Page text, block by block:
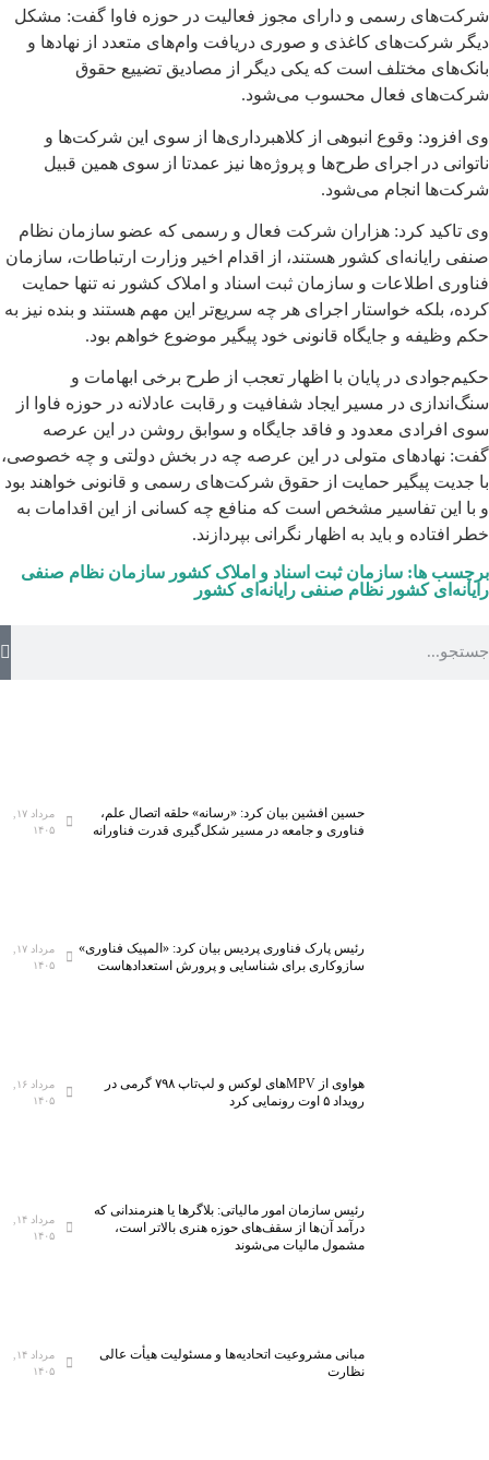
شرکت‌های رسمی و دارای مجوز فعالیت در حوزه فاوا گفت: مشکل
دیگر شرکت‌های کاغذی و صوری دریافت وام‌های متعدد از نهادها و
بانک‌های مختلف است که یکی دیگر از مصادیق تضییع حقوق
شرکت‌های فعال محسوب می‌شود.
وی افزود: وقوع انبوهی از کلاهبرداری‌ها از سوی این شرکت‌ها و
ناتوانی در اجرای طرح‌ها و پروژه‌ها نیز عمدتا از سوی همین قبیل
شرکت‌ها انجام می‌شود.
وی تاکید کرد: هزاران شرکت فعال و رسمی که عضو سازمان نظام
صنفی رایانه‌ای کشور هستند، از اقدام اخیر وزارت ارتباطات، سازمان
فناوری اطلاعات و سازمان ثبت اسناد و املاک کشور نه تنها حمایت
کرده، بلکه خواستار اجرای هر چه سریع‌تر این مهم هستند و بنده نیز به
حکم وظیفه و جایگاه قانونی خود پیگیر موضوع خواهم بود.
حکیم‌جوادی در پایان با اظهار تعجب از طرح برخی ابهامات و
سنگ‌اندازی در مسیر ایجاد شفافیت و رقابت عادلانه در حوزه فاوا از
سوی افرادی معدود و فاقد جایگاه و سوابق روشن در این عرصه
گفت: نهادهای متولی در این عرصه چه در بخش دولتی و چه خصوصی،
با جدیت پیگیر حمایت از حقوق شرکت‌های رسمی و قانونی خواهند بود
و با این تفاسیر مشخص است که منافع چه کسانی از این اقدامات به
خطر افتاده و باید به اظهار نگرانی بپردازند.
برچسب ها: سازمان ثبت اسناد و املاک کشور سازمان نظام صنفی
رایانه‌ای کشور نظام صنفی رایانه‌ای کشور
حسین افشین بیان کرد: «رسانه» حلقه اتصال علم،
فناوری و جامعه در مسیر شکل‌گیری قدرت فناورانه
مرداد ۱۷,
۱۴۰۵
رئیس پارک فناوری پردیس بیان کرد: «المپیک فناوری»
سازوکاری برای شناسایی و پرورش استعدادهاست
مرداد ۱۷,
۱۴۰۵
هواوی از MPVهای لوکس و لپ‌تاپ ۷۹۸ گرمی در
رویداد ۵ اوت رونمایی کرد
مرداد ۱۶,
۱۴۰۵
رئیس سازمان امور مالیاتی: بلاگر‌ها یا هنرمندانی که
درآمد آن‌ها از سقف‌های حوزه هنری بالاتر است،
مشمول مالیات می‌شوند
مرداد ۱۴,
۱۴۰۵
مبانی مشروعیت اتحادیه‌ها و مسئولیت هیأت عالی
نظارت
مرداد ۱۴,
۱۴۰۵